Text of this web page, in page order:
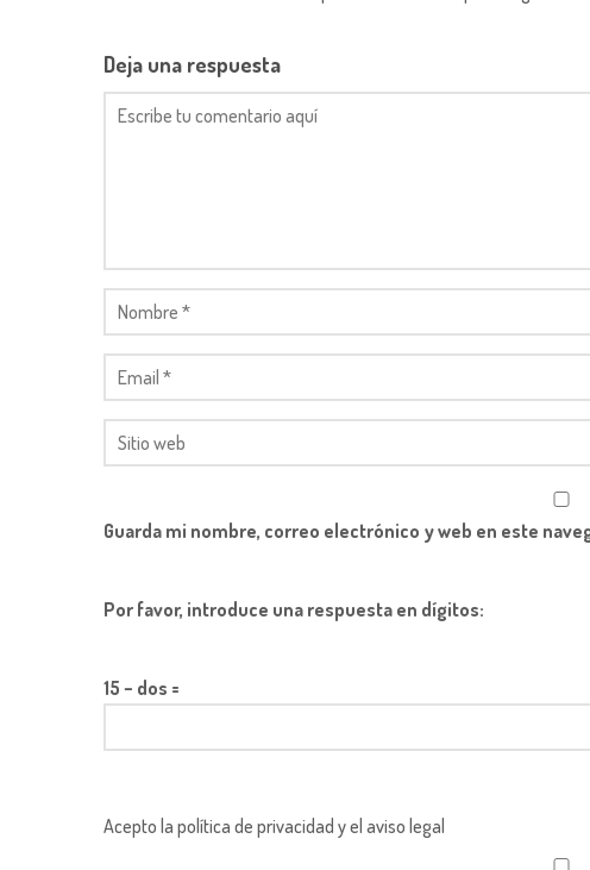
Deja una respuesta
Guarda mi nombre, correo electrónico y web en este
Por favor, introduce una respuesta en dígitos:
15 − dos =
Acepto la política de privacidad y el aviso legal